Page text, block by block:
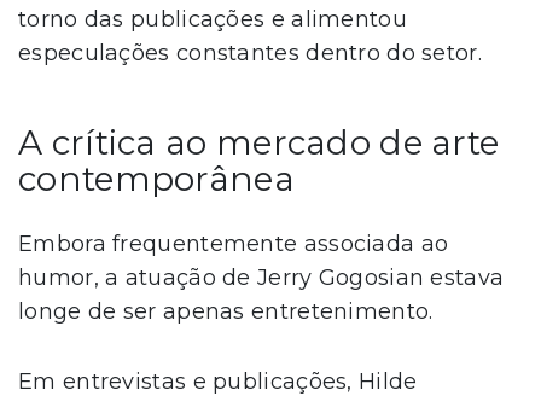
torno das publicações e alimentou
especulações constantes dentro do setor.
A crítica ao mercado de arte
contemporânea
Embora frequentemente associada ao
humor, a atuação de Jerry Gogosian estava
longe de ser apenas entretenimento.
Em entrevistas e publicações, Hilde